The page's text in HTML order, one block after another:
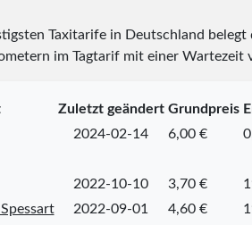
Taxitarife in Deutschland
im Tagtarif mit einer Wartezeit
Zuletzt geändert Grundpreis
2024-02-14 6,00 €
2022-10-10 3,70 €
2022-09-01 4,60 €